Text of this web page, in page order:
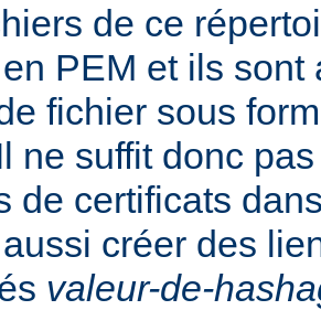
de ce
PEM et ils sont
fichier sous
ne suffit donc
de certificats
créer des
valeur-de-